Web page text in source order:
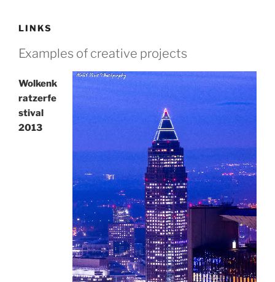
LINKS
Examples of creative projects
Wolkenk
ratzerfe
stival
2013